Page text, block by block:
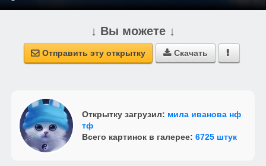
↓ Вы можете ↓
 Отправить эту открытку  Скачать 
Открытку загрузил: мила иванова нф
тф
Всего картинок в галерее: 6725 штук